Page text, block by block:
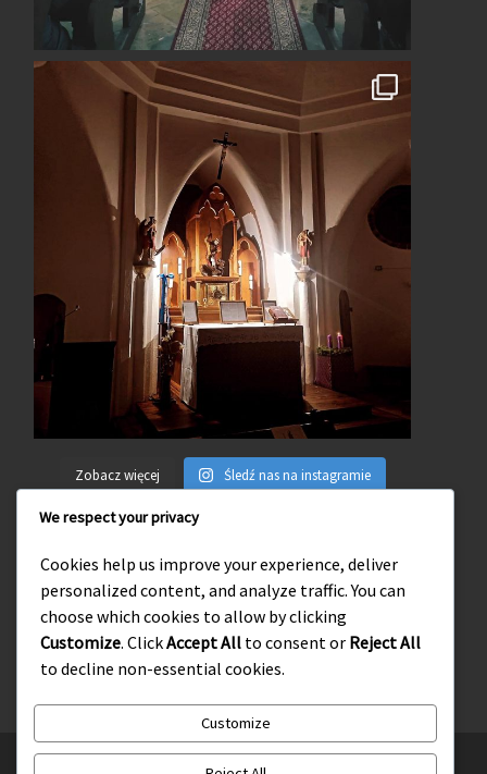
Zobacz więcej Śledź nas na instagramie
Wejdź na naszego facebooka
Słupskie Środowisko Tradycji Katolickiej
We respect your privacy
Cookies help us improve your experience, deliver
personalized content, and analyze traffic. You can
choose which cookies to allow by clicking
Customize. ClickAccept All to consent or Reject All
to decline non-essential cookies.
Customize